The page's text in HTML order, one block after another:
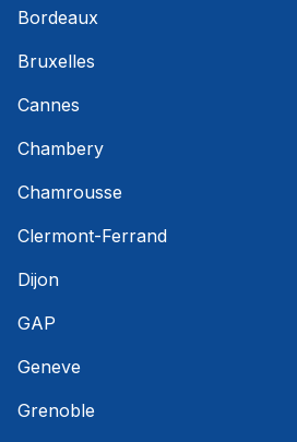
Bordeaux
Bruxelles
Cannes
Chambery
Chamrousse
Clermont-Ferrand
Dijon
GAP
Geneve
Grenoble